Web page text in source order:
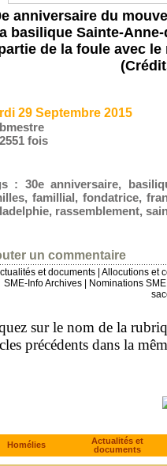
anniversaire du
la basilique Sainte-
de la foule avec
29 Septembre 2015
fois
: 30e anniversaire,
,famillial,fondatrice,
, rassemblement,
un commentaire
et documents
Allocutions et
SME-Info Archives
Nominations
sur le nom de la
précédents dans la
Homélies
Actualités et
documents